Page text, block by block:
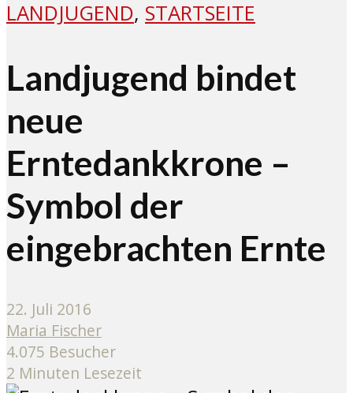
LANDJUGEND, STARTSEITE
Landjugend bindet
neue
Erntedankkrone –
Symbol der
eingebrachten Ernte
22. Juli 2016
Maria Fischer
4.075 Besucher
2 Minuten Lesezeit